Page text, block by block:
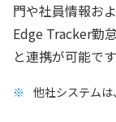
門や社員情報お
Edge Tracker勤
と連携が可能です
他社システムは